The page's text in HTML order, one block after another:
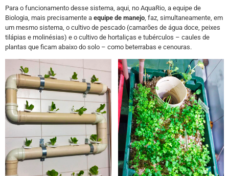
Para o funcionamento desse sistema, aqui, no AquaRio, a equipe de
Biologia, mais precisamente a equipe de manejo, faz, simultaneamente, em
um mesmo sistema, o cultivo de pescado (camarões de água doce, peixes
tilápias e molinésias) e o cultivo de hortaliças e tubérculos – caules de
plantas que ficam abaixo do solo – como beterrabas e cenouras.